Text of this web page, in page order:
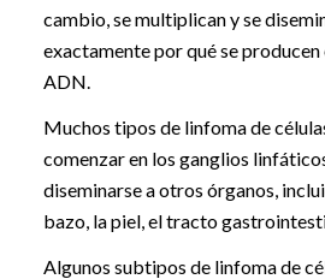
cambio, se multiplican y se
exactamente por qué se
ADN.
Muchos tipos de linfoma de
comenzar en los ganglios
diseminarse a otros órganos,
bazo, la piel, el tracto
Algunos subtipos de linfoma de